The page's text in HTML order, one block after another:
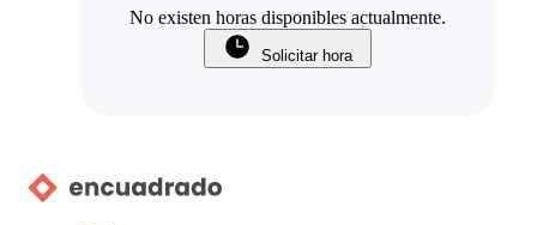
No existen horas disponibles actualmente.
Solicitar hora